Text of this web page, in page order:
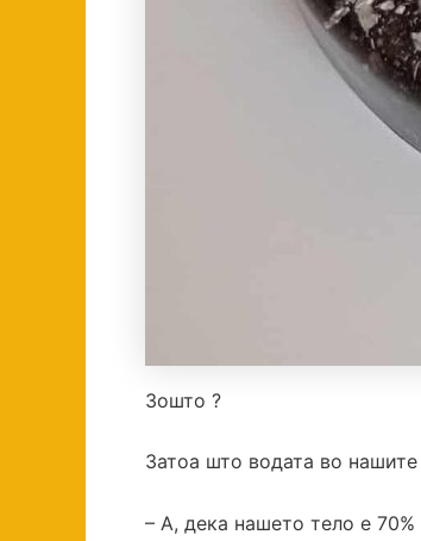
Зошто ?
Затоа што водата во
– А, дека нашето тело е